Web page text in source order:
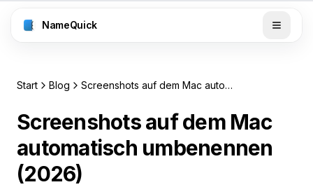
NameQuick
Start Blog Screenshots auf dem Mac automatisch umbenennen (2026)
Screenshots auf dem Mac
automatisch umbenennen
(2026)